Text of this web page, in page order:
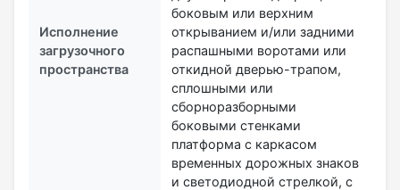
Исполнение
загрузочного
пространства
боковым или верхним
открыванием и/или задними
распашными воротами или
откидной дверью-трапом,
сплошными или
сборноразборными
боковыми стенками
платформа с каркасом
временных дорожных знаков
и светодиодной стрелкой, с